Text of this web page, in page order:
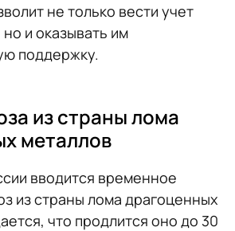
не только вести учет
и оказывать им
поддержку.
из страны лома
металлов
вводится временное
из страны лома драгоценных
что продлится оно до 30